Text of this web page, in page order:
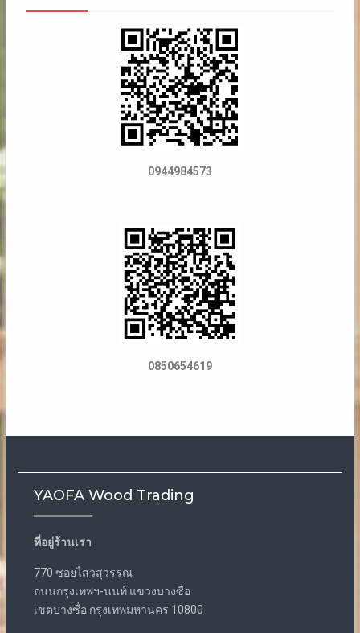
0944984573
0850654619
YAOFA Wood Trading
ที่อยู่ร้านเรา
770 ซอยไสวสุวรรณ
ถนนกรุงเทพฯ-นนท์ แขวงบางซื่อ
เขตบางซื่อ กรุงเทพมหานคร 10800